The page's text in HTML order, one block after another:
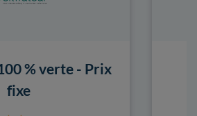
% verte - Prix
fixe